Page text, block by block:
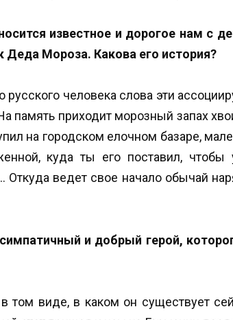
известное и дорогое нам с
Деда Мороза. Какова его история?
человека слова эти
память приходит морозный запах
на городском елочном базаре,
куда ты его поставил, чтобы
Откуда ведет свое начало обычай
и добрый герой,
том виде, в каком он существует